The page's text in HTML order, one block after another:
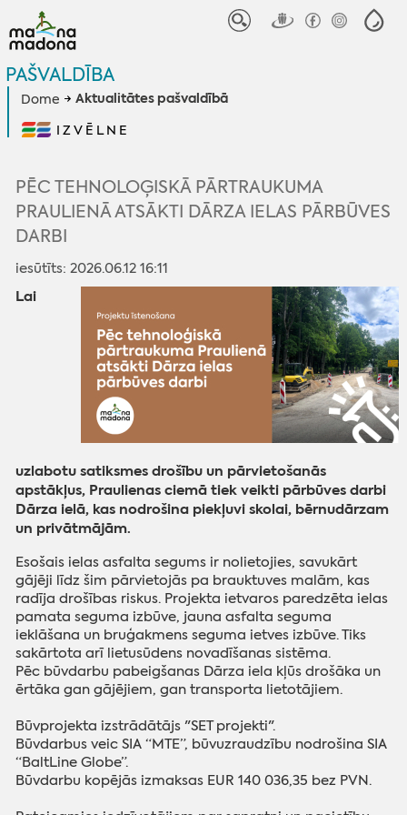
PAŠVALDĪBA
Dome Aktualitātes pašvaldībā
IZVĒLNE
PĒC TEHNOLOĢISKĀ PĀRTRAUKUMA
PRAULIENĀ ATSĀKTI DĀRZA IELAS PĀRBŪVES
DARBI
iesūtīts: 2026.06.12 16:11
Lai
uzlabotu satiksmes drošību un pārvietošanās
apstākļus, Praulienas ciemā tiek veikti pārbūves darbi
Dārza ielā, kas nodrošina piekļuvi skolai, bērnudārzam
un privātmājām.
Esošais ielas asfalta segums ir nolietojies, savukārt
gājēji līdz šim pārvietojās pa brauktuves malām, kas
radīja drošības riskus. Projekta ietvaros paredzēta ielas
pamata seguma izbūve, jauna asfalta seguma
ieklāšana un bruģakmens seguma ietves izbūve. Tiks
sakārtota arī lietusūdens novadīšanas sistēma.
Pēc būvdarbu pabeigšanas Dārza iela kļūs drošāka un
ērtāka gan gājējiem, gan transporta lietotājiem.
Būvprojekta izstrādātājs "SET projekti".
Būvdarbus veic SIA “MTE”, būvuzraudzību nodrošina SIA
“BaltLine Globe”.
Būvdarbu kopējās izmaksas EUR 140 036,35 bez PVN.